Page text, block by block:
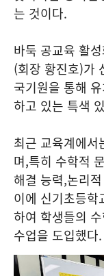
는 것이다.
바둑 공교육 활
(회장 황진호)가
국기원을 통해
하고 있는 특색
최근 교육계에
며,특히 수학적
해결 능력,논리
이에 신기초등
하여 학생들의
수업을 도입했다.